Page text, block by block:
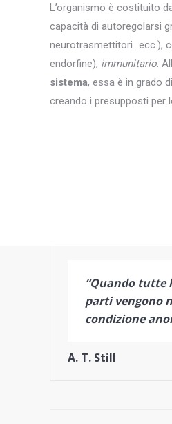
L’organismo è costituito
capacità di autoregolarsi
neurotrasmettitori…ecc.),
endorfine), immunitario.
sistema, essa è in grado
creando i presupposti per
“Quando tutte
parti vengono
condizione
A. T. Still